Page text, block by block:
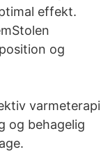
effekt.
og
varmeterapi
og behagelig